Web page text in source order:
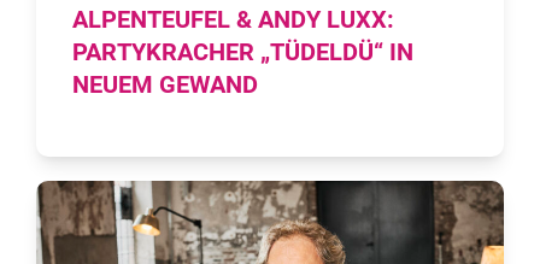
ALPENTEUFEL & ANDY LUXX:
PARTYKRACHER „TÜDELDÜ“ IN
NEUEM GEWAND